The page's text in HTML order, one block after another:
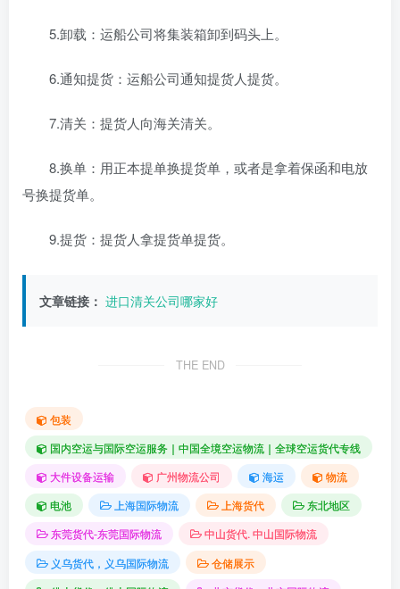
5.卸载：运船公司将集装箱卸到码头上。
6.通知提货：运船公司通知提货人提货。
7.清关：提货人向海关清关。
8.换单：用正本提单换提货单，或者是拿着保函和电放
号换提货单。
9.提货：提货人拿提货单提货。
文章链接： 进口清关公司哪家好
THE END
包装
国内空运与国际空运服务｜中国全境空运物流｜全球空运货代专线
大件设备运输
广州物流公司 海运
物流
电池
上海国际物流 上海货代
东北地区
东莞货代-东莞国际物流
中山货代. 中山国际物流
义乌货代，义乌国际物流
仓储展示